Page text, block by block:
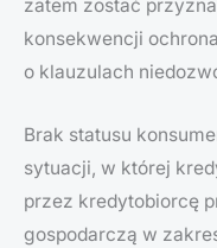
zatem zostać
konsekwencji
o klauzulach
Brak statusu
sytuacji, w której
przez kredytobiorcę
gospodarczą w